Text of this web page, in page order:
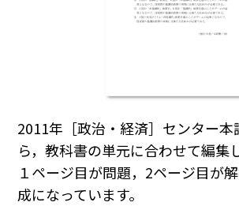
2011年［政治・経済］センター
ら，教科書の単元に合わせて編集
１ページ目が問題，2ページ目が
成になっています。